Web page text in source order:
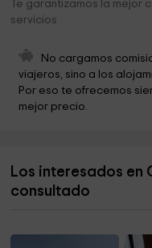
Parroquia Santo Domingo
Cigarral del Pintor
San Julián
Te garantizamos la mejor
servicios
No cargamos
viajeros, sino a los
Por eso te ofrecemos
mejor precio.
Los interesados en
consultado